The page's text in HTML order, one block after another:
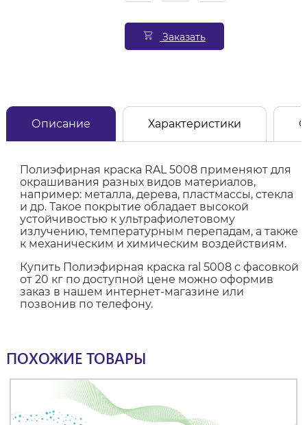
Заказать
Описание Характеристики
Полиэфирная краска RAL 5008 применяют для
окрашивания разных видов материалов,
например: металла, дерева, пластмассы, стекла
и др. Такое покрытие обладает высокой
устойчивостью к ультрафиолетовому
излучению, температурным перепадам, а также
к механическим и химическим воздействиям.
Купить Полиэфирная краска ral 5008 с фасовкой
от 20 кг по доступной цене можно оформив
заказ в нашем интернет-магазине или
позвонив по телефону.
ПОХОЖИЕ ТОВАРЫ